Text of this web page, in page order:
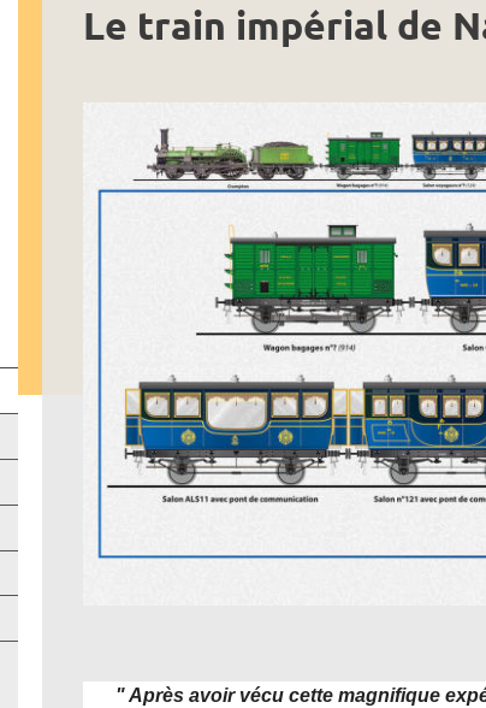
Le train impérial de
" Après avoir vécu cette magnifique